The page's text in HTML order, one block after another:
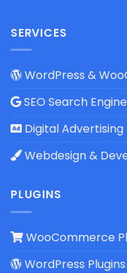
SERVICES
WordPress &
SEO Search
Digital Advertising
Webdesign &
PLUGINS
WooCommerce
WordPress Plugins